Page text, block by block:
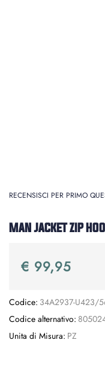
RECENSISCI PER PRIMO
MAN JACKET ZIP
€ 99,95
Codice: 34A2937-U423/
Codice alternativo:
Unita di Misura: PZ